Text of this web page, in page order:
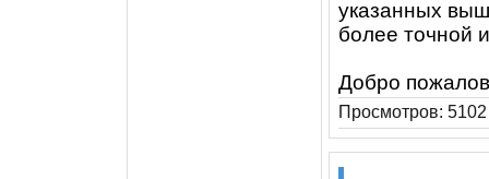
указанных
более точной
Добро
Просмотров: